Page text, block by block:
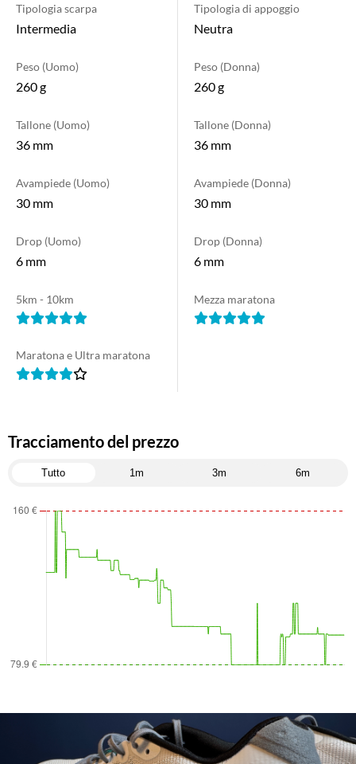
Tipologia scarpa
Intermedia
Tipologia di appoggio
Neutra
Peso (Uomo)
260 g
Peso (Donna)
260 g
Tallone (Uomo)
36 mm
Tallone (Donna)
36 mm
Avampiede (Uomo)
30 mm
Avampiede (Donna)
30 mm
Drop (Uomo)
6 mm
Drop (Donna)
6 mm
5km - 10km Mezza maratona
Maratona e Ultra maratona
Tracciamento del prezzo
Tutto 1m 3m 6m